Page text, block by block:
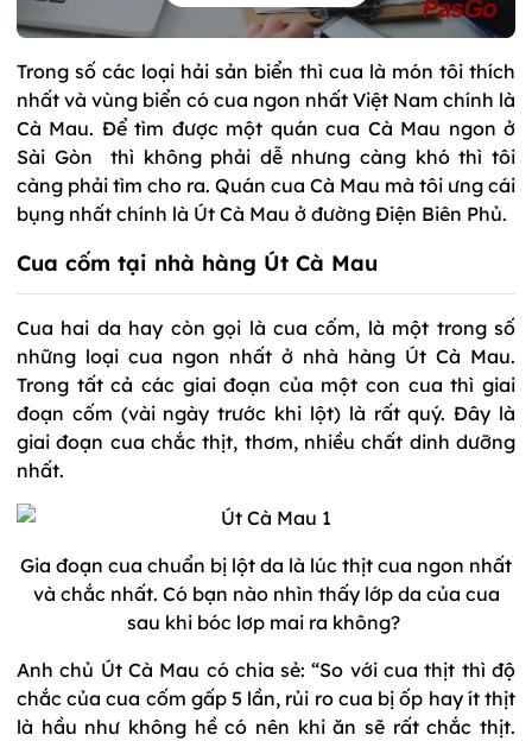
Trong số các loại hải sản biển thì cua là món tôi thích
nhất và vùng biển có cua ngon nhất Việt Nam chính là
Cà Mau. Để tìm được một quán cua Cà Mau ngon ở
Sài Gòn thì không phải dễ nhưng càng khó thì tôi
càng phải tìm cho ra. Quán cua Cà Mau mà tôi ưng cái
bụng nhất chính là Út Cà Mau ở đường Điện Biên Phủ.
Cua cốm tại nhà hàng Út Cà Mau
Cua hai da hay còn gọi là cua cốm, là một trong số
những loại cua ngon nhất ở nhà hàng Út Cà Mau.
Trong tất cả các giai đoạn của một con cua thì giai
đoạn cốm (vài ngày trước khi lột) là rất quý. Đây là
giai đoạn cua chắc thịt, thơm, nhiều chất dinh dưỡng
nhất.
Gia đoạn cua chuẩn bị lột da là lúc thịt cua ngon nhất
và chắc nhất. Có bạn nào nhìn thấy lớp da của cua
sau khi bóc lơp mai ra không?
Anh chủ Út Cà Mau có chia sẻ: “So với cua thịt thì độ
chắc của cua cốm gấp 5 lần, rủi ro cua bị ốp hay ít thịt
là hầu như không hề có nên khi ăn sẽ rất chắc thịt.